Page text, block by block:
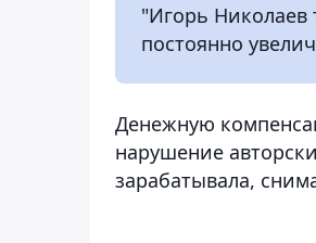
"Игорь Николаев
постоянно
Денежную
нарушение
зарабатывала,